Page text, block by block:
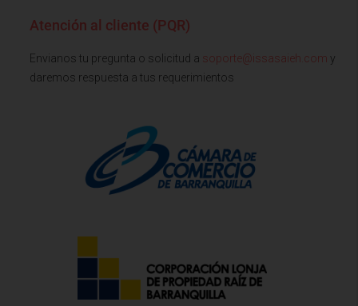
Atención al cliente (PQR)
Envianos tu pregunta o solicitud a soporte@issasaieh.com y
daremos respuesta a tus requerimientos